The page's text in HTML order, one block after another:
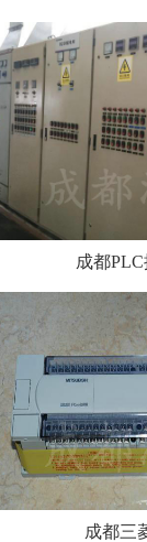
成都
成都三